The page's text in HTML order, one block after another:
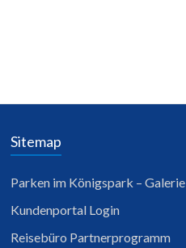
Sitemap
Parken im Königspark – Galerie
Kundenportal Login
Reisebüro Partnerprogramm